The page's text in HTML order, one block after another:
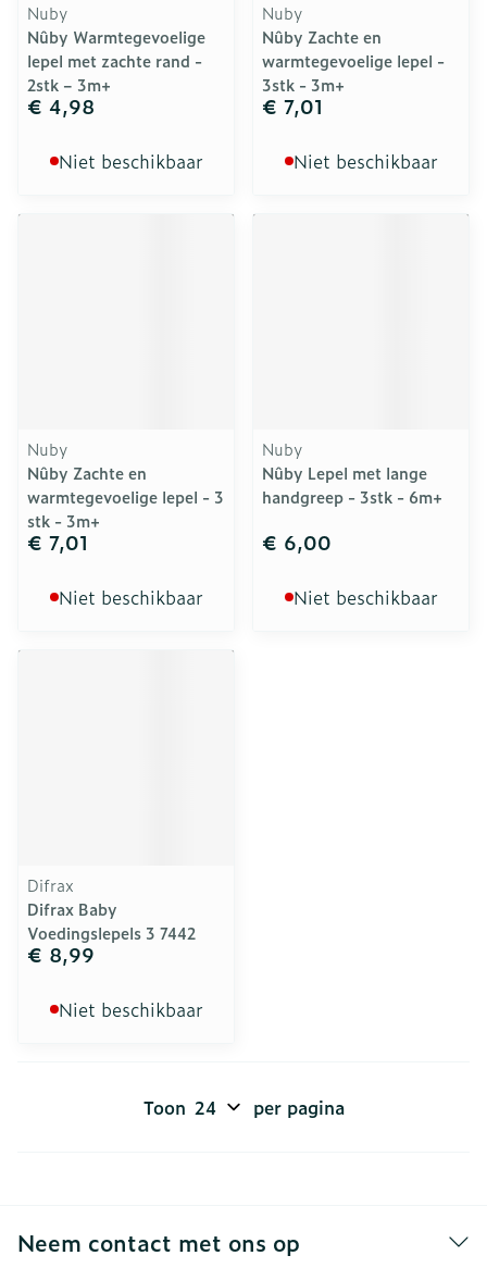
Nuby
Nûby Warmtegevoelige
lepel met zachte rand -
2stk – 3m+
€ 4,98
Niet beschikbaar
Nuby
Nûby Zachte en
warmtegevoelige lepel -
3stk - 3m+
€ 7,01
Niet beschikbaar
Nuby
Nûby Zachte en
warmtegevoelige lepel - 3
stk - 3m+
€ 7,01
Niet beschikbaar
Nuby
Nûby Lepel met lange
handgreep - 3stk - 6m+
€ 6,00
Niet beschikbaar
Difrax
Difrax Baby
Voedingslepels 3 7442
€ 8,99
Niet beschikbaar
Toon per pagina
Neem contact met ons op